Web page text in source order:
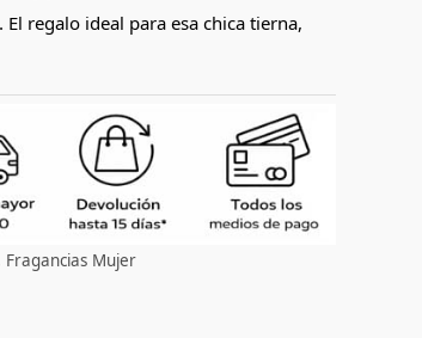
regalo ideal para esa chica tierna,
Fragancias Mujer